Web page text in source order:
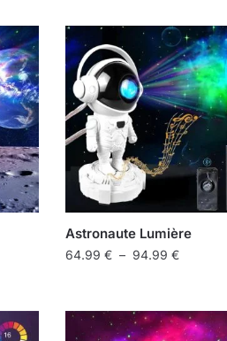
Astronaute Lumière
64.99€ – 94.99€Plage
64.99 €
à
produit